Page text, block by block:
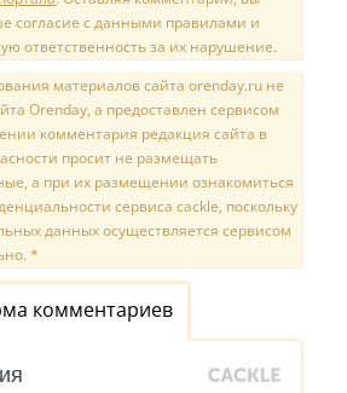
согласие с данными правилами и
ответственность за их нарушение.
материалов сайта orenday.ru не
Orenday, а предоставлен сервисом
комментария редакция сайта в
просит не размещать
а при их размещении ознакомиться
сервиса cackle, поскольку
данных осуществляется сервисом
*
комментариев